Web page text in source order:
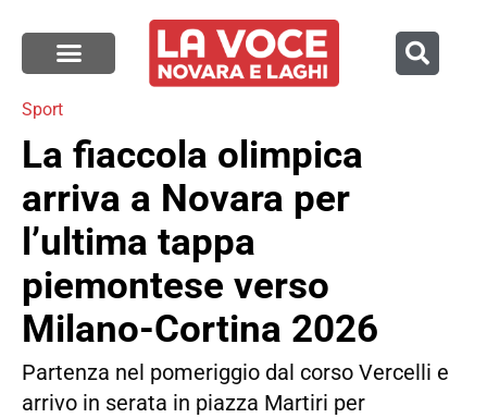
Sport
La fiaccola olimpica
arriva a Novara per
l’ultima tappa
piemontese verso
Milano-Cortina 2026
Partenza nel pomeriggio dal corso Vercelli e
arrivo in serata in piazza Martiri per